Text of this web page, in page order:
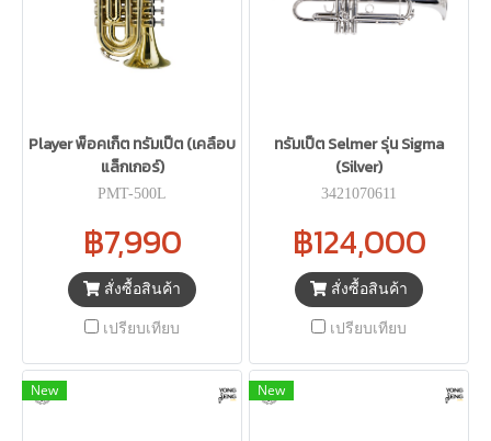
Player พ็อคเก็ต ทรัมเป็ต (เคลือบ
แล็กเกอร์)
PMT-500L
฿7,990
สั่งซื้อสินค้า
เปรียบเทียบ
ทรัมเป็ต Selmer รุ่น Sigma
(Silver)
3421070611
฿124,000
สั่งซื้อสินค้า
เปรียบเทียบ
New New